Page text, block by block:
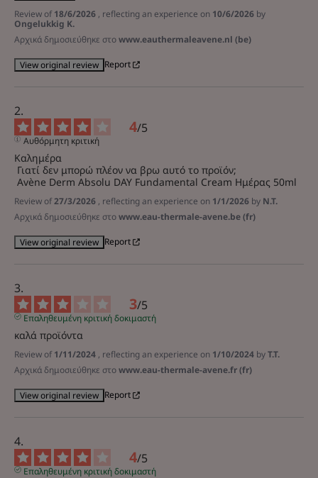
Review of18/6/2026 , reflecting an experience on 10/6/2026 by
Ongelukkig K.
Αρχικά δημοσιεύθηκε στοwww.eauthermaleavene.nl (be)
View original review Report
4/5
Αυθόρμητη κριτική
Καλημέρα
Avène Derm Absolu DAY Fundamental Cream Ημέρας 50ml
Review of27/3/2026 , reflecting an experience on 1/1/2026 by N.T.
Αρχικά δημοσιεύθηκε στοwww.eau-thermale-avene.be (fr)
View original review Report
3/5
Επαληθευμένη κριτική δοκιμαστή
καλά προϊόντα
Review of1/11/2024 , reflecting an experience on 1/10/2024 byT.T.
Αρχικά δημοσιεύθηκε στοwww.eau-thermale-avene.fr (fr)
View original review Report
4/5
Επαληθευμένη κριτική δοκιμαστή